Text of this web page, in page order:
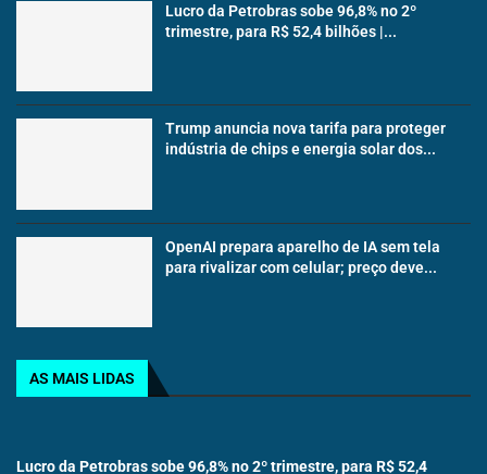
Lucro da Petrobras sobe 96,8% no 2º
trimestre, para R$ 52,4 bilhões |...
Trump anuncia nova tarifa para proteger
indústria de chips e energia solar dos...
OpenAI prepara aparelho de IA sem tela
para rivalizar com celular; preço deve...
AS MAIS LIDAS
Lucro da Petrobras sobe 96,8% no 2º trimestre, para R$ 52,4